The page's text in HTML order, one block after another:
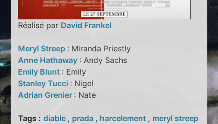
Réalisé par David Frankel
Meryl Streep : Miranda Priestly
Anne Hathaway : Andy Sachs
Emily Blunt : Emily
Stanley Tucci : Nigel
Adrian Grenier : Nate
Tags : diable , prada , harcelement , meryl streep